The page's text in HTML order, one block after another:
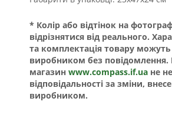
* Колір або відтінок на
відрізнятися від реального.
та комплектація товару
виробником без повідомлення.
магазин www.compass.if.ua не
відповідальності за зміни,
виробником.